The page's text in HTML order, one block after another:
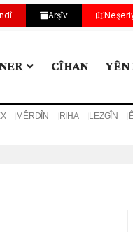
Arşîv
CÎHAN YÊN
MÊRDÎN RIHA LEZGÎN